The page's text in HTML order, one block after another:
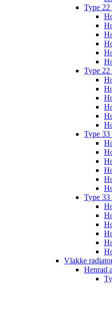
Type 22
Type 22
Type 33
Type 33
Vlakke
Henrad